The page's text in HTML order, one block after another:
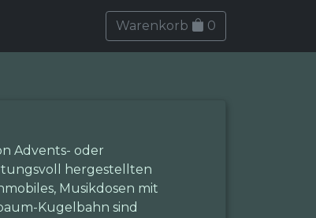
Warenkorb 0
Advents- oder
hergestellten
Musikdosen mit
Kugelbahn sind